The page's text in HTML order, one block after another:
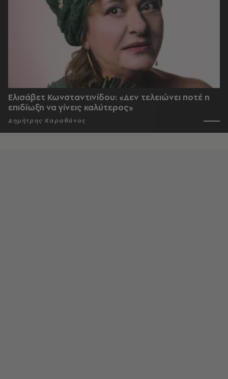
Ελισάβετ Κωνσταντινίδου: «Δεν τελειώνει ποτέ η
επιδίωξη να γίνεις καλύτερος»
Δημήτρης Καραθάνος